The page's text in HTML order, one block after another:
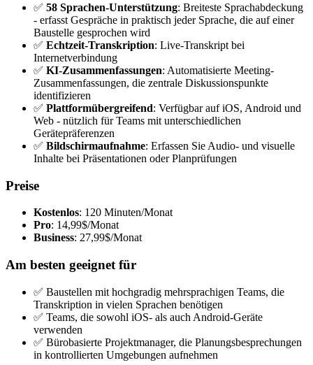
✅ 58 Sprachen-Unterstützung: Breiteste Sprachabdeckung
- erfasst Gespräche in praktisch jeder Sprache, die auf einer
Baustelle gesprochen wird
✅ Echtzeit-Transkription: Live-Transkript bei
Internetverbindung
✅ KI-Zusammenfassungen: Automatisierte Meeting-
Zusammenfassungen, die zentrale Diskussionspunkte
identifizieren
✅ Plattformübergreifend: Verfügbar auf iOS, Android und
Web - nützlich für Teams mit unterschiedlichen
Gerätepräferenzen
✅ Bildschirmaufnahme: Erfassen Sie Audio- und visuelle
Inhalte bei Präsentationen oder Planprüfungen
Preise
Kostenlos: 120 Minuten/Monat
Pro: 14,99$/Monat
Business: 27,99$/Monat
Am besten geeignet für
✅ Baustellen mit hochgradig mehrsprachigen Teams, die
Transkription in vielen Sprachen benötigen
✅ Teams, die sowohl iOS- als auch Android-Geräte
verwenden
✅ Bürobasierte Projektmanager, die Planungsbesprechungen
in kontrollierten Umgebungen aufnehmen